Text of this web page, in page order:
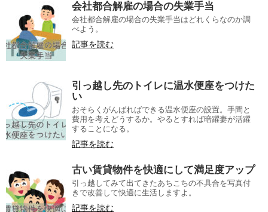
会社都合解雇の場合の失業手当
会社都合解雇の場合の失業手当はどれくらなのか調
べよう。
記事を読む
引っ越し先のトイレに温水便座をつけた
い
おそらくがんばればできる温水便座の設置。手間と
費用を考えどうするか。やるとすれば暗躍妻が活躍
することになる。
記事を読む
古い賃貸物件を快適にして満足度アップ
引っ越してみて出てきたあちこちの不具合を写真付
きで改善して快適に生活しますよ。
記事を読む